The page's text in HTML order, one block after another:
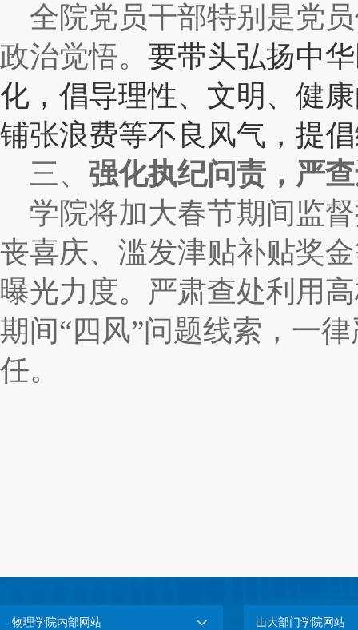
全院党员干部特别是党
政治觉悟。 要带头弘扬中
化，倡导理性、文明、健
铺张浪费等不良风气，提
三、 强化执纪问责， 严
学院将加大春节期间监
丧喜庆、滥发津贴补贴奖
曝光力度。严肃查处利用
期间“四风”问题线索，一
任。
物理学院内部网站 山大部门学院网站